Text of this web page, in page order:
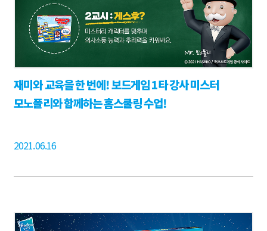
재미와 교육을 한 번에! 보드게임 1타 강사 미스터
모노폴리와 함께하는 홈스쿨링 수업!
2021.06.16